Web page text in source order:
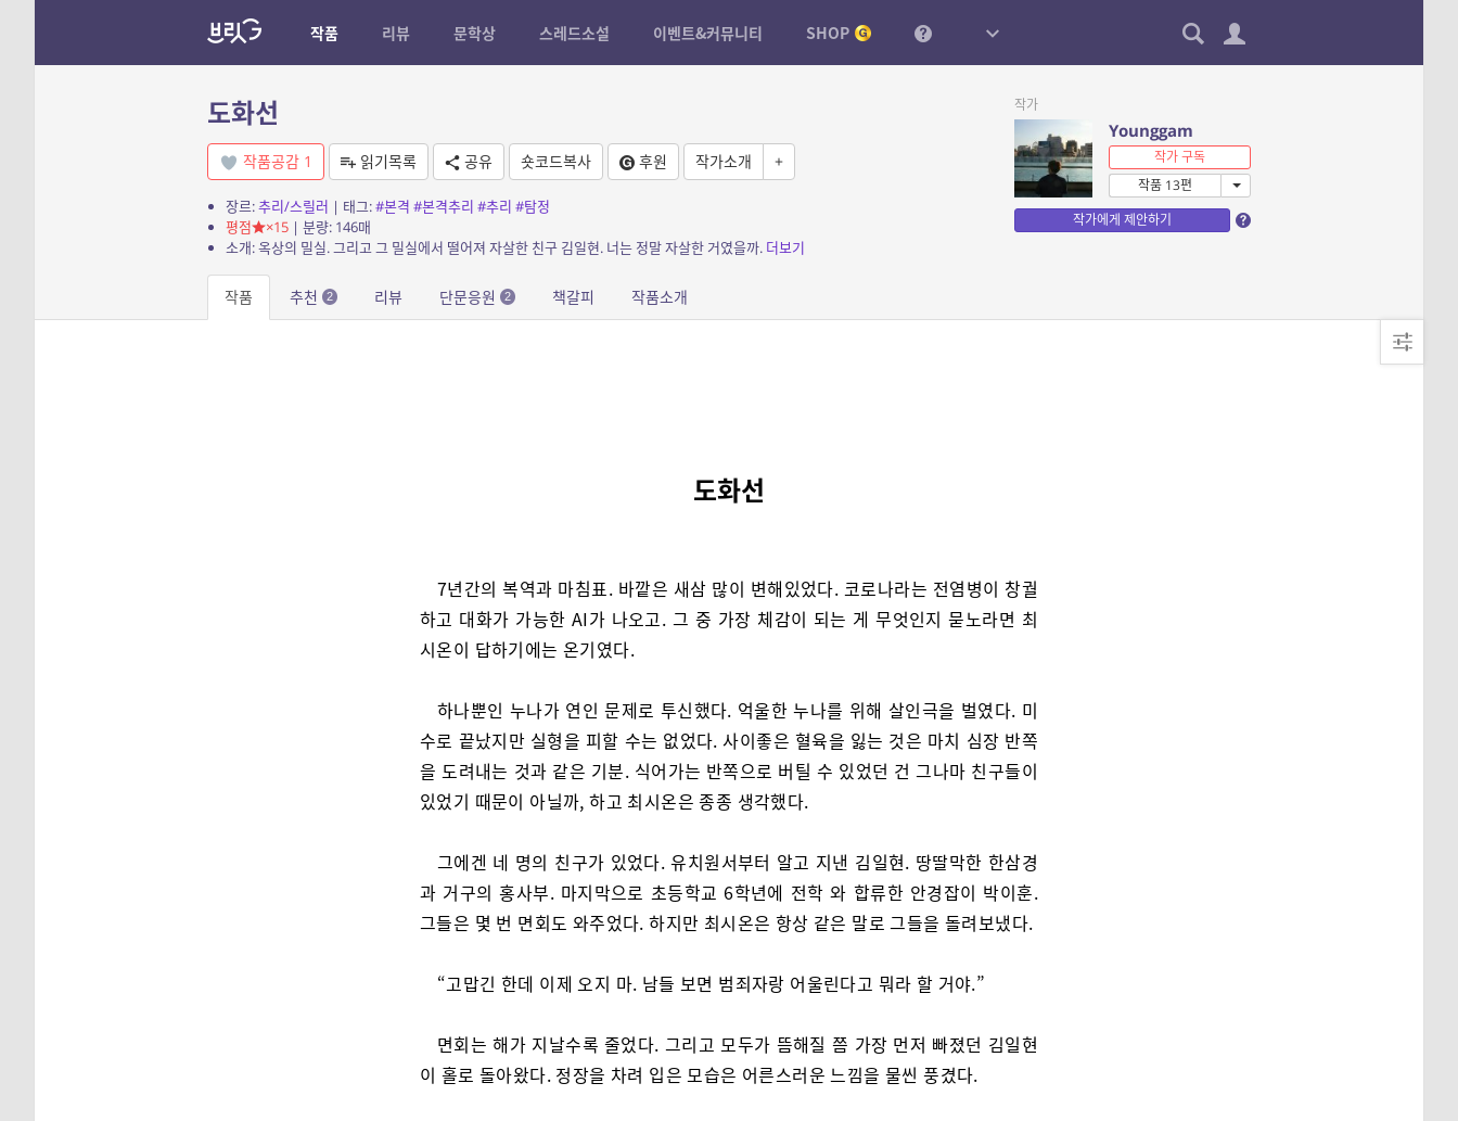
작품 리뷰 문학상 스레드소설 이벤트&커뮤니티 SHOP
도화선
작품공감 1 읽기목록 공유 숏코드복사 후원 작가소개 +
장르:추리/스릴러 | 태그:#본격 #본격추리 #추리 #탐정
평점
×15| 분량: 146매
소개: 옥상의 밀실. 그리고 그 밀실에서 떨어져 자살한 친구 김일현. 너는 정말 자살한 거였을까. 더보기
작가
Younggam
작가 구독
작품 13편
작가에게 제안하기
작품 추천 2 리뷰 단문응원 2 책갈피 작품소개
도화선
7년간의 복역과 마침표. 바깥은 새삼 많이 변해있었다. 코로나라는 전염병이 창궐
하고 대화가 가능한 AI가 나오고. 그 중 가장 체감이 되는 게 무엇인지 묻노라면 최
시온이 답하기에는 온기였다.
하나뿐인 누나가 연인 문제로 투신했다. 억울한 누나를 위해 살인극을 벌였다. 미
수로 끝났지만 실형을 피할 수는 없었다. 사이좋은 혈육을 잃는 것은 마치 심장 반쪽
을 도려내는 것과 같은 기분. 식어가는 반쪽으로 버틸 수 있었던 건 그나마 친구들이
있었기 때문이 아닐까, 하고 최시온은 종종 생각했다.
그에겐 네 명의 친구가 있었다. 유치원서부터 알고 지낸 김일현. 땅딸막한 한삼경
과 거구의 홍사부. 마지막으로 초등학교 6학년에 전학 와 합류한 안경잡이 박이훈.
그들은 몇 번 면회도 와주었다. 하지만 최시온은 항상 같은 말로 그들을 돌려보냈다.
“고맙긴 한데 이제 오지 마. 남들 보면 범죄자랑 어울린다고 뭐라 할 거야.”
면회는 해가 지날수록 줄었다. 그리고 모두가 뜸해질 쯤 가장 먼저 빠졌던 김일현
이 홀로 돌아왔다. 정장을 차려 입은 모습은 어른스러운 느낌을 물씬 풍겼다.